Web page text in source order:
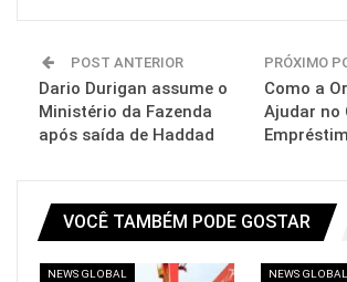
POST ANTERIOR
Dario Durigan assume o
Ministério da Fazenda
após saída de Haddad
PRÓXIMO
Como a
Ajudar no
VOCÊ TAMBÉM PODE GOSTAR
NEWS GLOBAL NEWS GLOBAL